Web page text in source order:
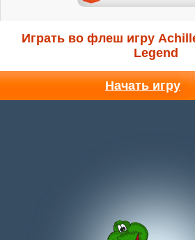
Играть во флеш игру
Legend
Начать игру